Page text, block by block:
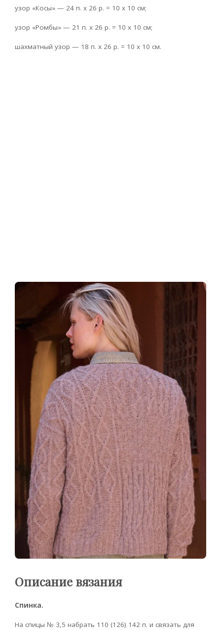
узор «Косы» — 24 п. х 26 р. = 10 х 10 см;
узор «Ромбы» — 21 п. х 26 р. = 10 х 10 см;
шахматный узор — 18 п. х 26 р. = 10 х 10 см.
Описание вязания
Спинка.
На спицы № 3,5 набрать 110 (126) 142 п. и связать для